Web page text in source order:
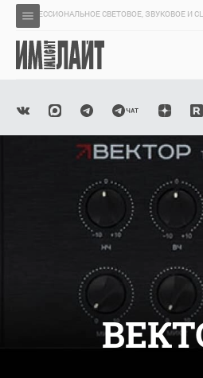
ПРОФЕССИОНАЛЬНОЕ СВЕТОВОЕ, ЗВУКОВОЕ И